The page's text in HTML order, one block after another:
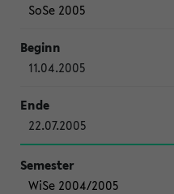
SoSe 2005
11.04.2005
22.07.2005
WiSe 2004/2005